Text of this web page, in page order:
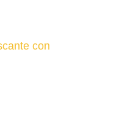
con